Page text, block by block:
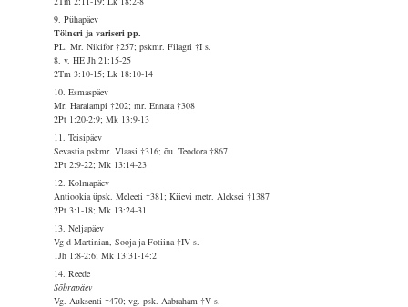
9. Pühapäev
Tölneri ja variseri pp.
PL. Mr. Nikifor †257; pskmr. Filagri †I s.
8. v. HE Jh 21:15-25
2Tm 3:10-15; Lk 18:10-14
10. Esmaspäev
Mr. Haralampi †202; mr. Ennata †308
2Pt 1:20-2:9; Mk 13:9-13
11. Teisipäev
Sevastia pskmr. Vlaasi †316; õu. Teodora †867
2Pt 2:9-22; Mk 13:14-23
12. Kolmapäev
Antiookia üpsk. Meleeti †381; Kiievi metr. Aleksei †1387
2Pt 3:1-18; Mk 13:24-31
13. Neljapäev
Vg-d Martinian, Sooja ja Fotiina †IV s.
1Jh 1:8-2:6; Mk 13:31-14:2
14. Reede
Sõbrapäev
Vg. Auksenti †470; vg. psk. Aabraham †V s.